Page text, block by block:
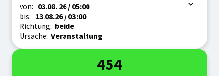
Zeitraum
von: 03.08. 26/ 05:00
bis: 13.08.26/ 03:00
Richtung: beide
Ursache: Veranstaltung
Linie
454